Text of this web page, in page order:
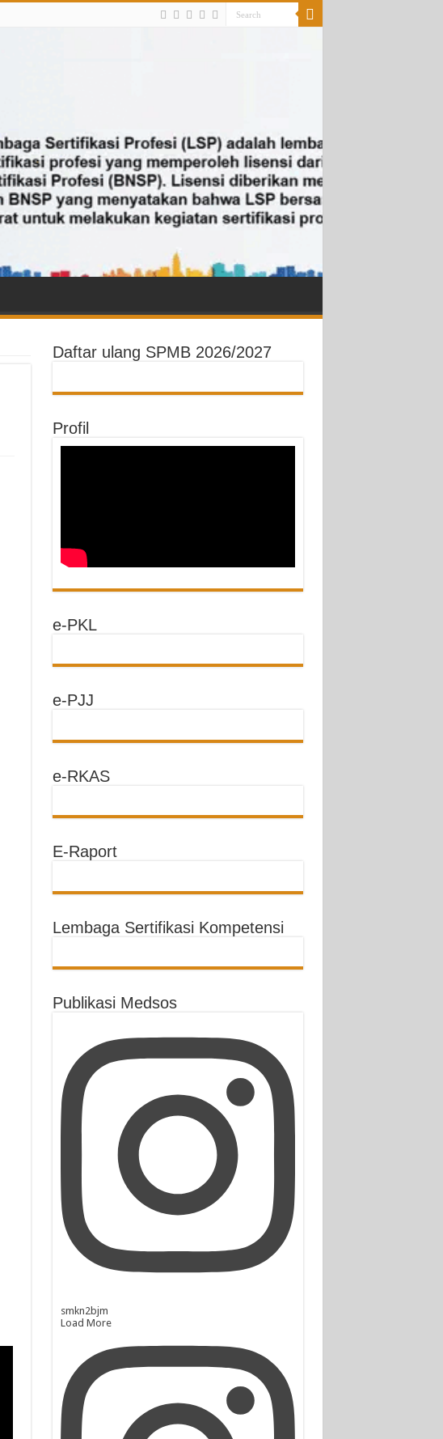
Daftar ulang SPMB 2026/2027
Profil
e-PKL
e-PJJ
e-RKAS
E-Raport
Lembaga Sertifikasi Kompetensi
Publikasi Medsos
smkn2bjm
Load More